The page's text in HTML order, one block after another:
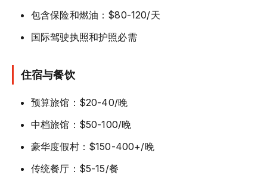
包含保险和燃油：$80-120/天
国际驾驶执照和护照必需
住宿与餐饮
预算旅馆：$20-40/晚
中档旅馆：$50-100/晚
豪华度假村：$150-400+/晚
传统餐厅：$5-15/餐